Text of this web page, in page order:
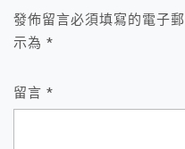
發佈留言必須填寫的電子
示為 *
留言 *